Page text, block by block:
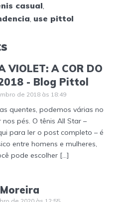
casual,
, use pittol
VIOLET: A COR DO
- Blog Pittol
de 2018 às 18:49
quentes, podemos várias no
nos pés. O tênis All Star –
para ler o post completo – é
entre homens e mulheres,
pode escolher […]